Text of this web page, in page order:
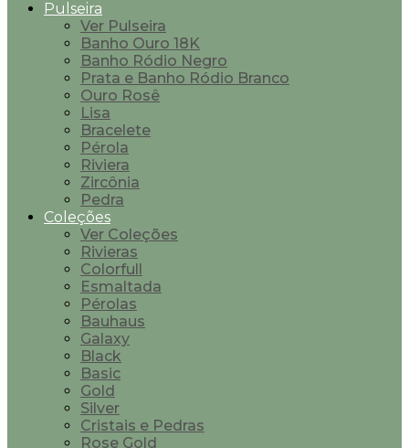
Pulseira
Ver Pulseira
Banho Ouro 18K
Banho Ródio Negro
Prata e Banho Ródio Branco
Ouro Rosê
Lisa
Bracelete
Pérola
Riviera
Zircônia
Pedra
Coleções
Ver Coleções
Rivieras
Colorfull
Esmaltada
Pérolas
Bauhaus
Galaxy
Black
Basic
Gold
Silver
Cristais e Pedras
Rose Gold